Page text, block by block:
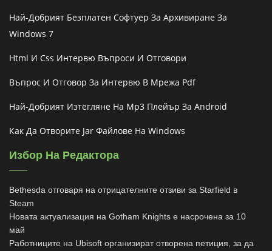
Най-Добрият Безплатен Софтуер За Архивиране За
Windows 7
Html И Css Интервю Въпроси И Отговори
Въпрос И Отговор За Интервю В Мрежа Pdf
Най-Добрият Изтегляне На Mp3 Плейър За Android
Как Да Отворите Jar Файлове На Windows
Избор На Редактора
Bethesda отговаря на отрицателните отзиви за Starfield в
Steam
Новата актуализация на Gotham Knights е насрочена за 10
май
Работниците на Ubisoft организират отворена петиция, за да